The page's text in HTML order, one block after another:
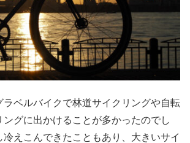
ラベルバイクで林道サイクリングや自転
グに出かけることが多かったのでし
冷えこんできたこともあり、大きいサイ